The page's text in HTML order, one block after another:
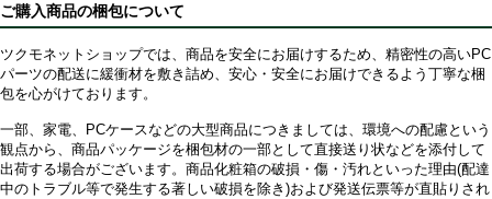
ご購入商品の梱包について
ツクモネットショップでは、商品を安全にお届けするため、精密性の高いPC
パーツの配送に緩衝材を敷き詰め、安心・安全にお届けできるよう丁寧な梱
包を心がけております。
一部、家電、PCケースなどの大型商品につきましては、環境への配慮という
観点から、商品パッケージを梱包材の一部として直接送り状などを添付して
出荷する場合がございます。商品化粧箱の破損・傷・汚れといった理由(配達
中のトラブル等で発生する著しい破損を除き)および発送伝票等が直貼りされ